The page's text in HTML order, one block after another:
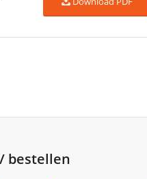
bestellen